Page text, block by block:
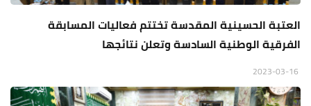
العتبة الحسينية المقدسة تختتم فعاليات المسابقة
الفرقية الوطنية السادسة وتعلن نتائجها